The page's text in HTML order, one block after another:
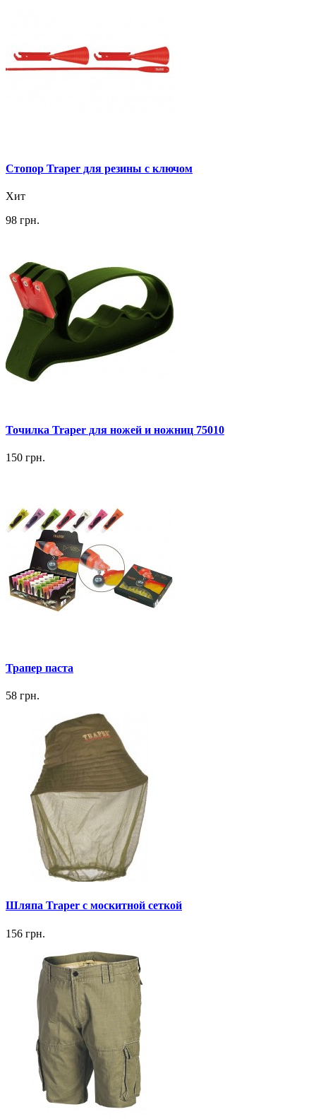
Стопор Traper для резины с ключом
Хит
98 грн.
Точилка Traper для ножей и ножниц 75010
150 грн.
Трапер паста
58 грн.
Шляпа Traper с москитной сеткой
156 грн.